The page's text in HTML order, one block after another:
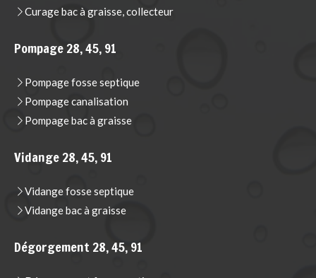
Curage bac à graisse, collecteur
Pompage 28, 45, 91
Pompage fosse septique
Pompage canalisation
Pompage bac à graisse
Vidange 28, 45, 91
Vidange fosse septique
Vidange bac à graisse
Dégorgement 28, 45, 91